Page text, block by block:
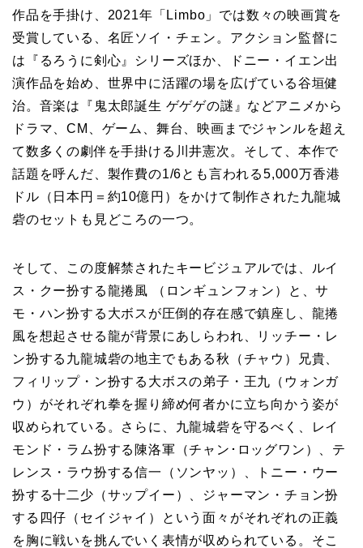
作品を手掛け、2021年「Limbo」では数々の映画賞を
受賞している、名匠ソイ・チェン。アクション監督に
は『るろうに剣心』シリーズほか、ドニー・イエン出
演作品を始め、世界中に活躍の場を広げている谷垣健
治。音楽は『鬼太郎誕生 ゲゲゲの謎』などアニメから
ドラマ、CM、ゲーム、舞台、映画までジャンルを超え
て数多くの劇伴を手掛ける川井憲次。そして、本作で
話題を呼んだ、製作費の1/6とも言われる5,000万香港
ドル（日本円＝約10億円）をかけて制作された九龍城
砦のセットも見どころの一つ。
そして、この度解禁されたキービジュアルでは、ルイ
ス・クー扮する龍捲風 （ロンギュンフォン）と、サ
モ・ハン扮する大ボスが圧倒的存在感で鎮座し、龍捲
風を想起させる龍が背景にあしらわれ、リッチー・レ
ン扮する九龍城砦の地主でもある秋（チャウ）兄貴、
フィリップ・ン扮する大ボスの弟子・王九（ウォンガ
ウ）がそれぞれ拳を握り締め何者かに立ち向かう姿が
収められている。さらに、九龍城砦を守るべく、レイ
モンド・ラム扮する陳洛軍（チャン･ロッグワン）、テ
レンス・ラウ扮する信一（ソンヤッ）、トニー・ウー
扮する十二少（サップイー）、ジャーマン・チョン扮
する四仔（セイジャイ）という面々がそれぞれの正義
を胸に戦いを挑んでいく表情が収められている。そこ